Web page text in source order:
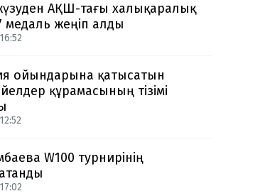
АҚШ-тағы халықаралық
медаль жеңіп алды
ойындарына қатысатын
құрамасының тізімі
W100 турнирінің